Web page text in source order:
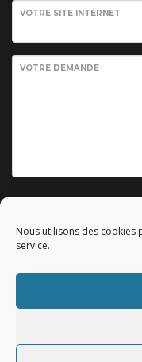
Nous utilisons des
service.
VOTRE SITE INTERNET
VOTRE DEMANDE
Mentions